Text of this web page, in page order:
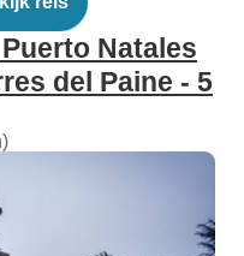
Natales
del Paine - 5